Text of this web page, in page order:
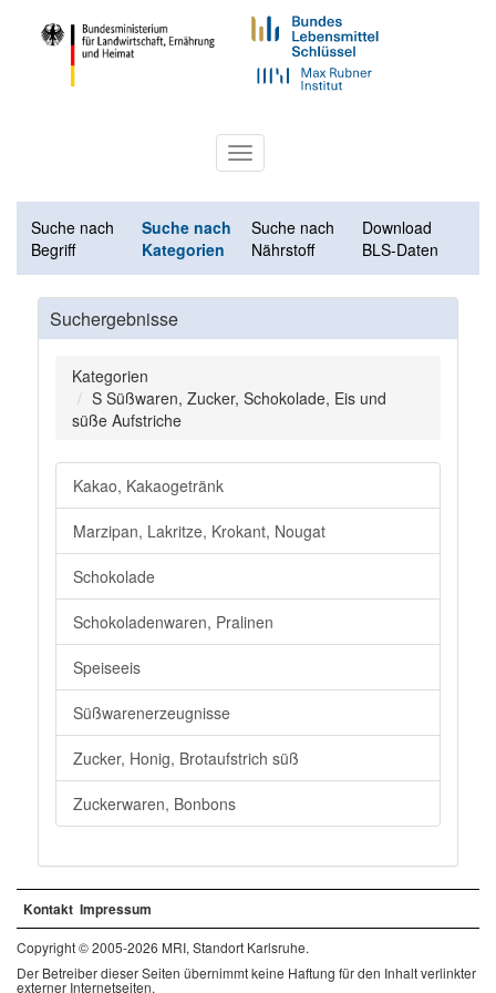
Toggle
navigation
Suche nach
Begriff
Suche nach
Kategorien
Suche nach
Nährstoff
Download
BLS-Daten
Suchergebnisse
Kategorien
S Süßwaren, Zucker, Schokolade, Eis und
süße Aufstriche
Kakao, Kakaogetränk
Marzipan, Lakritze, Krokant, Nougat
Schokolade
Schokoladenwaren, Pralinen
Speiseeis
Süßwarenerzeugnisse
Zucker, Honig, Brotaufstrich süß
Zuckerwaren, Bonbons
Kontakt Impressum
Copyright © 2005-2026 MRI, Standort Karlsruhe.
Der Betreiber dieser Seiten übernimmt keine Haftung für den Inhalt verlinkter
externer Internetseiten.